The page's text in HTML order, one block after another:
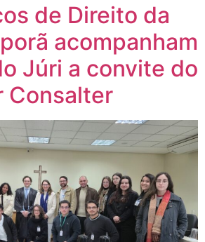
de Direito da
acompanham
Júri a convite do
Consalter